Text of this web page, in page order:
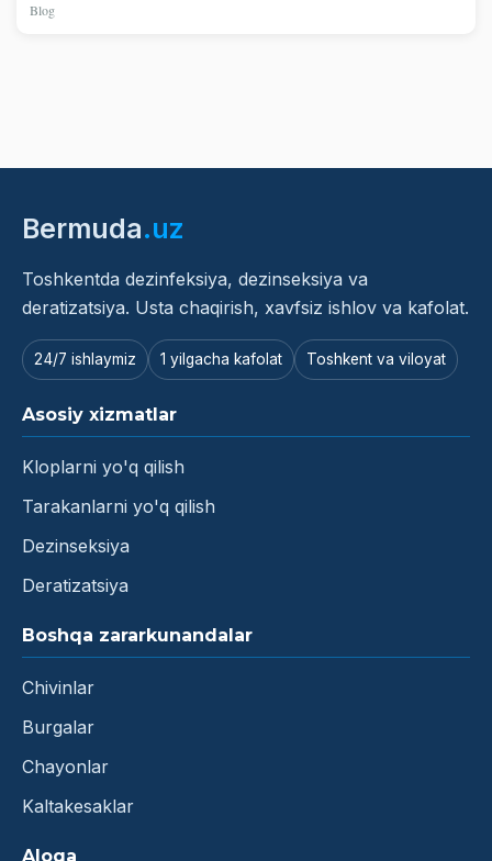
Blog
Bermuda.uz
Toshkentda dezinfeksiya, dezinseksiya va
deratizatsiya. Usta chaqirish, xavfsiz ishlov va kafolat.
24/7 ishlaymiz 1 yilgacha kafolat Toshkent va viloyat
Asosiy xizmatlar
Kloplarni yo'q qilish
Tarakanlarni yo'q qilish
Dezinseksiya
Deratizatsiya
Boshqa zararkunandalar
Chivinlar
Burgalar
Chayonlar
Kaltakesaklar
Aloqa